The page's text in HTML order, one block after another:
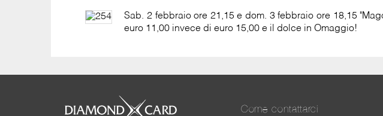
Sab. 2 febbraio ore 21,15 e dom. 3 febbraio ore 18,15
euro 11,00 invece di euro 15,00 e il dolce in Omaggio!
Come contattarci